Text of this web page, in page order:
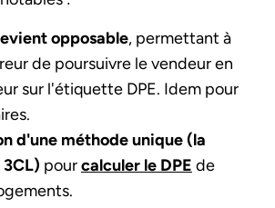
opposable, permettant à
de poursuivre le vendeur en
sur l'étiquette DPE. Idem pour
d'une méthode unique (la
pourcalculer le DPE de